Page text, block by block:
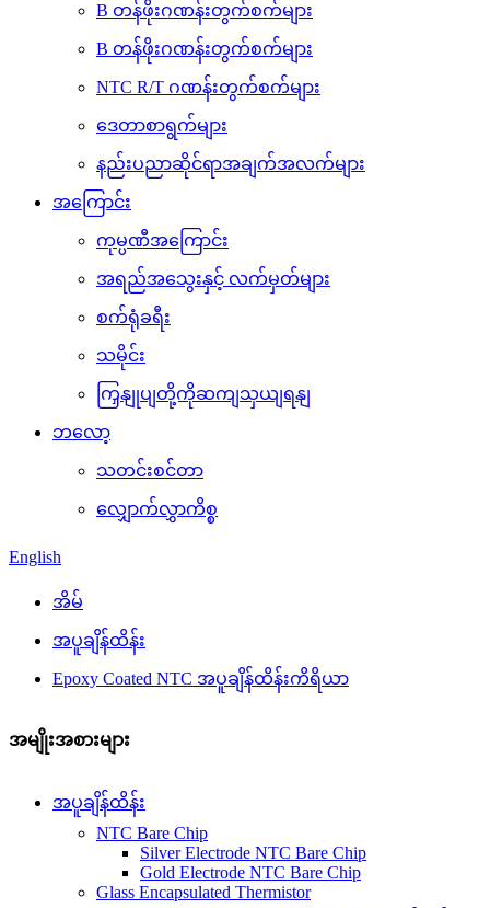
B တန်ဖိုးဂဏန်းတွက်စက်များ
B တန်ဖိုးဂဏန်းတွက်စက်များ
NTC R/T ဂဏန်းတွက်စက်များ
ဒေတာစာရွက်များ
နည်းပညာဆိုင်ရာအချက်အလက်များ
အကြောင်း
ကုမ္ပဏီအကြောင်း
အရည်အသွေးနှင့် လက်မှတ်များ
စက်ရုံခရီး
သမိုင်း
ကြှနျုပျတို့ကိုဆကျသှယျရနျ
ဘလော့
သတင်းစင်တာ
လျှောက်လွှာကိစ္စ
English
အိမ်
အပူချိန်ထိန်း
Epoxy Coated NTC အပူချိန်ထိန်းကိရိယာ
အမျိုးအစားများ
အပူချိန်ထိန်း
NTC Bare Chip
Silver Electrode NTC Bare Chip
Gold Electrode NTC Bare Chip
Glass Encapsulated Thermistor